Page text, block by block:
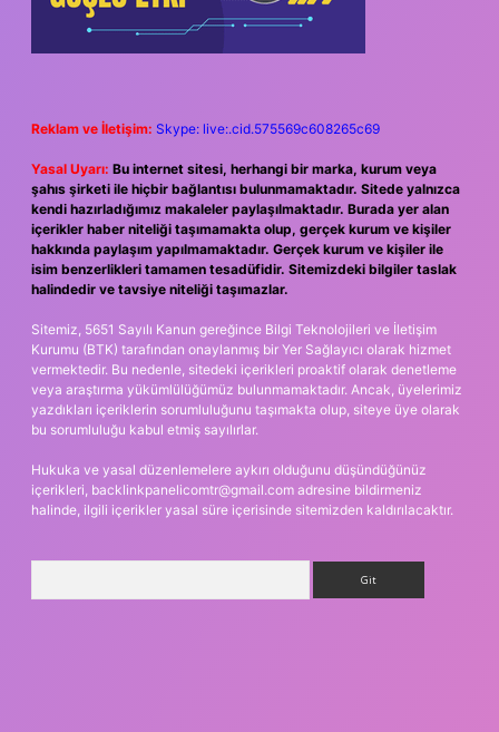
Reklam ve İletişim: Skype: live:.cid.575569c608265c69
Yasal Uyarı: Bu internet sitesi, herhangi bir marka, kurum veya
şahıs şirketi ile hiçbir bağlantısı bulunmamaktadır. Sitede yalnızca
kendi hazırladığımız makaleler paylaşılmaktadır. Burada yer alan
içerikler haber niteliği taşımamakta olup, gerçek kurum ve kişiler
hakkında paylaşım yapılmamaktadır. Gerçek kurum ve kişiler ile
isim benzerlikleri tamamen tesadüfidir. Sitemizdeki bilgiler taslak
halindedir ve tavsiye niteliği taşımazlar.
Sitemiz, 5651 Sayılı Kanun gereğince Bilgi Teknolojileri ve İletişim
Kurumu (BTK) tarafından onaylanmış bir Yer Sağlayıcı olarak hizmet
vermektedir. Bu nedenle, sitedeki içerikleri proaktif olarak denetleme
veya araştırma yükümlülüğümüz bulunmamaktadır. Ancak, üyelerimiz
yazdıkları içeriklerin sorumluluğunu taşımakta olup, siteye üye olarak
bu sorumluluğu kabul etmiş sayılırlar.
Hukuka ve yasal düzenlemelere aykırı olduğunu düşündüğünüz
içerikleri, backlinkpanelicomtr@gmail.com adresine bildirmeniz
halinde, ilgili içerikler yasal süre içerisinde sitemizden kaldırılacaktır.